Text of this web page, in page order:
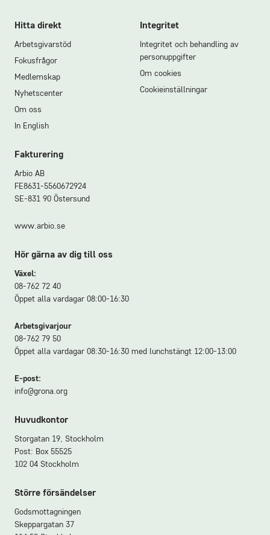
Hitta direkt
Arbetsgivarstöd
Fokusfrågor
Medlemskap
Nyhetscenter
Om oss
In English
Integritet
Integritet och behandling av
personuppgifter
Om cookies
Cookieinställningar
Fakturering
Arbio AB
FE8631-5560672924
SE-831 90 Östersund
www.arbio.se
Hör gärna av dig till oss
Växel:
08-762 72 40
Öppet alla vardagar 08:00-16:30
Arbetsgivarjour
08-762 79 50
Öppet alla vardagar 08:30-16:30 med lunchstängt 12:00-13:00
E-post:
info@grona.org
Huvudkontor
Storgatan 19, Stockholm
Post: Box 55525
102 04 Stockholm
Större försändelser
Godsmottagningen
Skeppargatan 37